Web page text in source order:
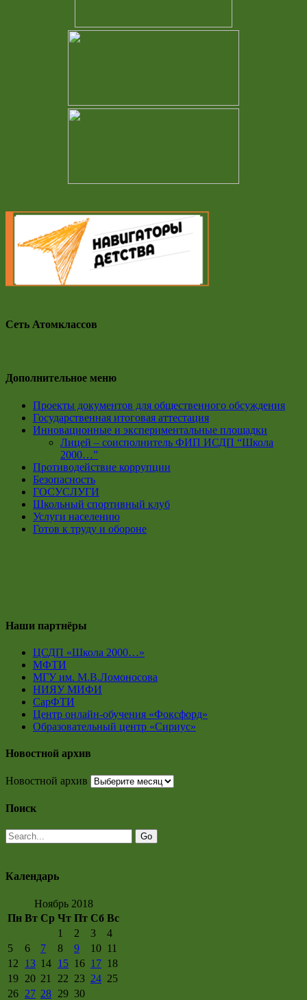
Сеть Атомклассов
Дополнительное меню
Проекты документов для общественного обсуждения
Государственная итоговая аттестация
Инновационные и экспериментальные площадки
Лицей – соисполнитель ФИП ИСДП “Школа
2000…”
Противодействие коррупции
Безопасность
ГОСУСЛУГИ
Школьный спортивный клуб
Услуги населению
Готов к труду и обороне
Наши партнёры
ЦСДП «Школа 2000…»
МФТИ
МГУ им. М.В.Ломоносова
НИЯУ МИФИ
СарФТИ
Центр онлайн-обучения «Фоксфорд»
Образовательный центр «Сириус»
Новостной архив
Новостной архив
Поиск
Календарь
Ноябрь 2018
Пн Вт Ср Чт Пт Сб Вс
1
2 3
4
5
6 7 8 9 10 11
12
13 14 15 16 17 18
19 20 21 22 23 24 25
26 27 28 29 30